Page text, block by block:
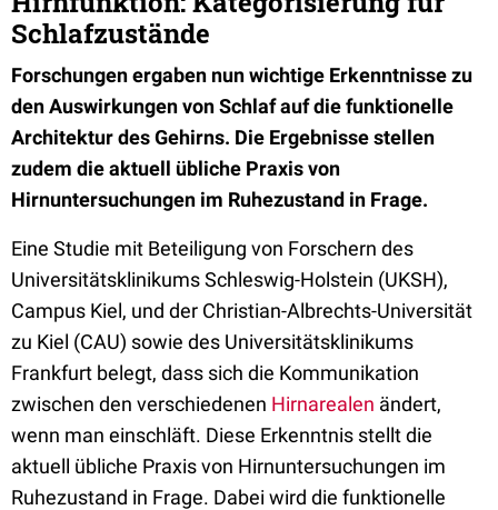
Schlafzustände
Forschungen ergaben nun wichtige Erkenntnisse zu
den Auswirkungen von Schlaf auf die funktionelle
Architektur des Gehirns. Die Ergebnisse stellen
zudem die aktuell übliche Praxis von
Hirnuntersuchungen im Ruhezustand in Frage.
Eine Studie mit Beteiligung von Forschern des
Universitätsklinikums Schleswig-Holstein (UKSH),
Campus Kiel, und der Christian-Albrechts-Universität
zu Kiel (CAU) sowie des Universitätsklinikums
Frankfurt belegt, dass sich die Kommunikation
zwischen den verschiedenen Hirnarealen ändert,
wenn man einschläft. Diese Erkenntnis stellt die
aktuell übliche Praxis von Hirnuntersuchungen im
Ruhezustand in Frage. Dabei wird die funktionelle